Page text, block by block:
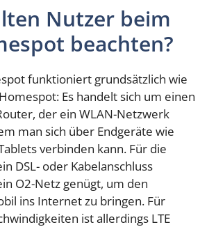
Nutzer beim
beachten?
funktioniert grundsätzlich wie
Es handelt sich um einen
der ein WLAN-Netzwerk
man sich über Endgeräte wie
verbinden kann. Für die
DSL- oder Kabelanschluss
O2-Netz genügt, um den
ins Internet zu bringen. Für
ist allerdings LTE